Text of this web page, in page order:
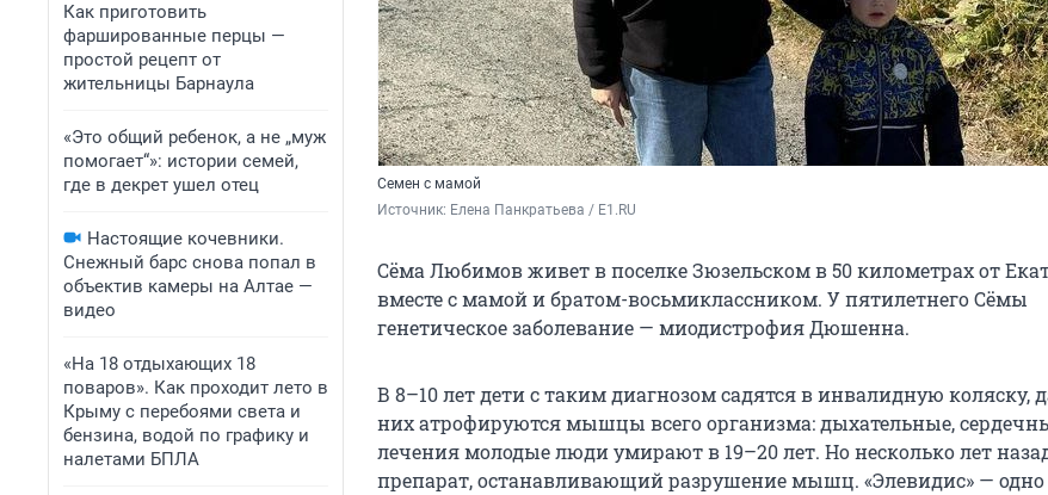
Как приготовить
фаршированные перцы —
простой рецепт от
жительницы Барнаула
«Это общий ребенок, а не „муж
помогает“»: истории семей,
где в декрет ушел отец
Настоящие кочевники.
Снежный барс снова попал в
объектив камеры на Алтае —
видео
«На 18 отдыхающих 18
поваров». Как проходит лето в
Крыму с перебоями света и
бензина, водой по графику и
налетами БПЛА
Cемен с мамой
Источник: Елена Панкратьева / E1.RU
Сёма Любимов живет в поселке Зюзельском в 50 километрах от
вместе с мамой и братом-восьмиклассником. У пятилетнего Сёмы
генетическое заболевание — миодистрофия Дюшенна.
В 8–10 лет дети с таким диагнозом садятся в инвалидную коляску,
них атрофируются мышцы всего организма: дыхательные,
лечения молодые люди умирают в 19–20 лет. Но несколько лет
препарат, останавливающий разрушение мышц. «Элевидис» —